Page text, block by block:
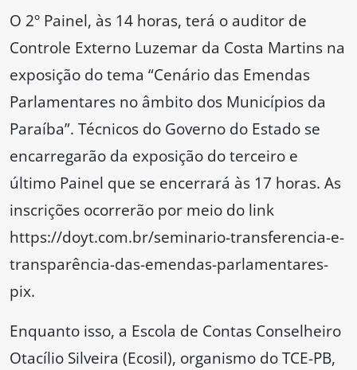
O 2º Painel, às 14 horas, terá o auditor de
Controle Externo Luzemar da Costa Martins na
exposição do tema “Cenário das Emendas
Parlamentares no âmbito dos Municípios da
Paraíba”. Técnicos do Governo do Estado se
encarregarão da exposição do terceiro e
último Painel que se encerrará às 17 horas. As
inscrições ocorrerão por meio do link
https://doyt.com.br/seminario-transferencia-e-
transparência-das-emendas-parlamentares-
pix.
Enquanto isso, a Escola de Contas Conselheiro
Otacílio Silveira (Ecosil), organismo do TCE-PB,